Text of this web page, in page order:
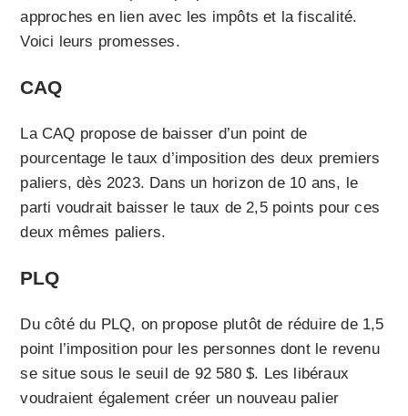
approches en lien avec les impôts et la fiscalité.
Voici leurs promesses.
CAQ
La CAQ propose de baisser d’un point de
pourcentage le taux d’imposition des deux premiers
paliers, dès 2023. Dans un horizon de 10 ans, le
parti voudrait baisser le taux de 2,5 points pour ces
deux mêmes paliers.
PLQ
Du côté du PLQ, on propose plutôt de réduire de 1,5
point l’imposition pour les personnes dont le revenu
se situe sous le seuil de 92 580 $. Les libéraux
voudraient également créer un nouveau palier